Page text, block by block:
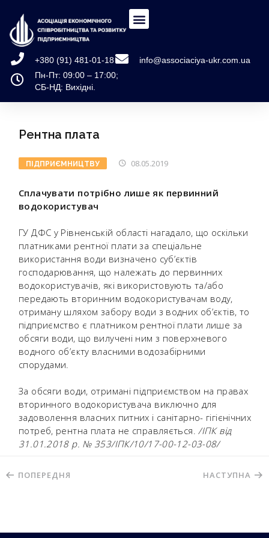
+380 (91) 481-01-18
info@associaciya-ukr.com.ua
Пн-Пт: 09:00 – 17:00;
СБ-НД: Вихідні.
Рентна плата
ПІДПРИЄМНИЦТВУ 08.05.2019
Сплачувати потрібно лише як первинний
водокористувач
ГУ ДФС у Рівненській області нагадало, що оскільки
платниками рентної плати за спеціальне
використання води визначено суб’єктів
господарювання, що належать до первинних
водокористувачів, які використовують та/або
передають вторинним водокористувачам воду,
отриману шляхом забору води з водних об’єктів, то
підприємство є платником рентної плати лише за
обсяги води, що вилучені ним з поверхневого
водного об’єкту власними водозабірними
спорудами.
За обсяги води, отримані підприємством на правах
вторинного водокористувача виключно для
задоволення власних питних і санітарно- гігієнічних
потреб, рентна плата не справляється./ІПК від
31.01.2018 р. № 353/ІПК/10/17-00-12-03-08/
ПОПЕРЕДНЯ НАСТУПНА